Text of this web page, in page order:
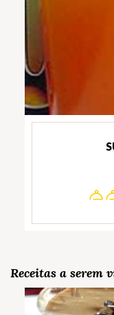
Receitas a serem